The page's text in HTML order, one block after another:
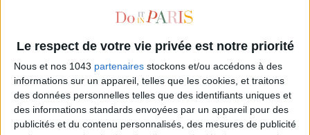
Le respect de votre vie privée est notre priorité
Nous et nos 1043 partenaires stockons et/ou accédons à des
informations sur un appareil, telles que les cookies, et traitons
des données personnelles telles que des identifiants uniques et
des informations standards envoyées par un appareil pour des
publicités et du contenu personnalisés, des mesures de publicité
15 IDEAS FOR ENJOYING AUGUST IN PARIS